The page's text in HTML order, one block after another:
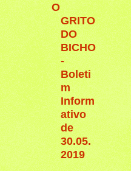
O
GRITO
DO
BICHO
-
Boleti
m
Inform
ativo
de
30.05.
2019